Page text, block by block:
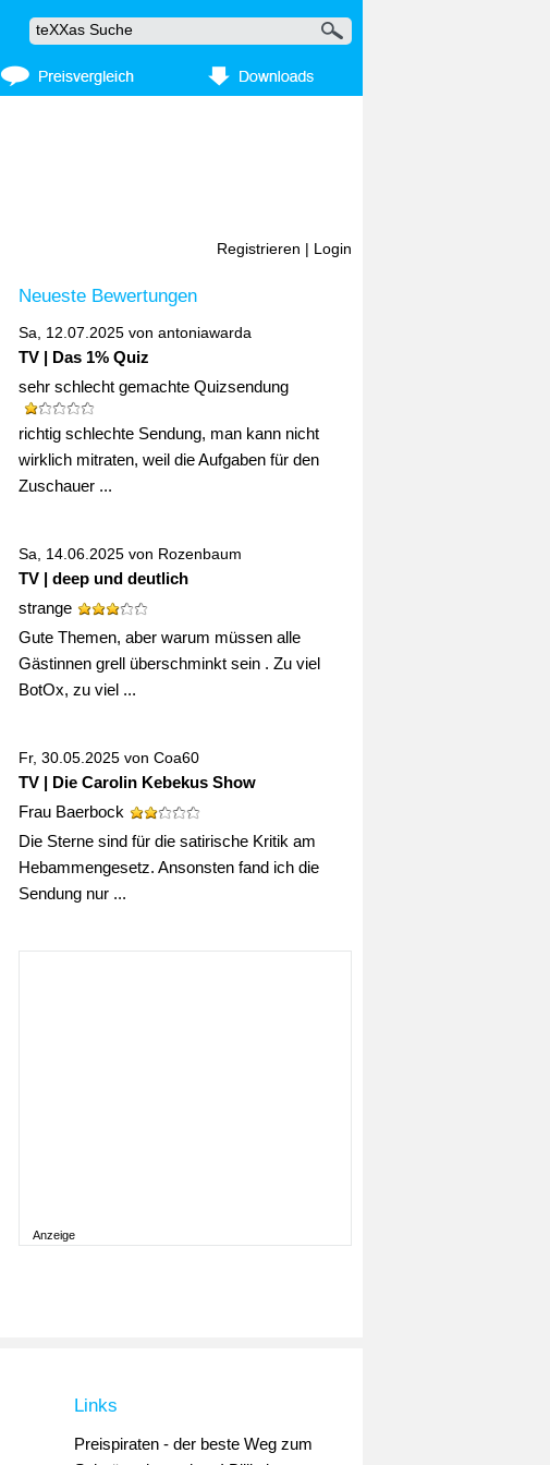
Registrieren Login
Neueste Bewertungen
Sa, 12.07.2025 von antoniawarda
TV | Das 1% Quiz
sehr schlecht gemachte Quizsendung
richtig schlechte Sendung, man kann nicht
wirklich mitraten, weil die Aufgaben für den
Zuschauer ...
Sa, 14.06.2025 von Rozenbaum
TV | deep und deutlich
strange
Gute Themen, aber warum müssen alle
Gästinnen grell überschminkt sein . Zu viel
BotOx, zu viel ...
Fr, 30.05.2025 von Coa60
TV | Die Carolin Kebekus Show
Frau Baerbock
Die Sterne sind für die satirische Kritik am
Hebammengesetz. Ansonsten fand ich die
Sendung nur ...
Anzeige
Links
Preispiraten - der beste Weg zum